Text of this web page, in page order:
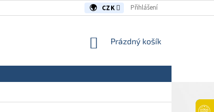
CZK Přihlášení
NÁKUPNÍ
Prázdný košík